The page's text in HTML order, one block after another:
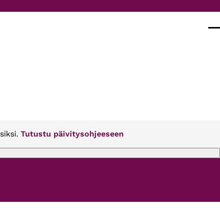
Tutustu päivitysohjeeseen